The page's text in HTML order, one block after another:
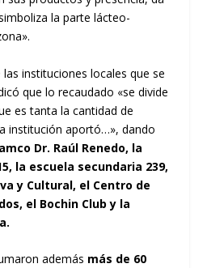
la parte lácteo-
instituciones locales que se
que lo recaudado «se divide
es tanta la cantidad de
institución aportó…», dando
Dr. Raúl Renedo, la
la escuela secundaria 239,
y Cultural, el Centro de
el Bochin Club y la
además más de 60